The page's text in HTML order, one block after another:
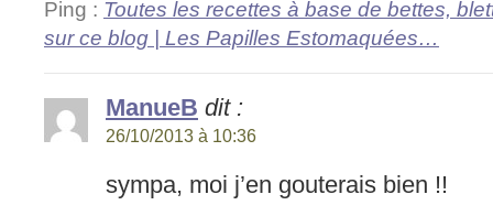
Ping : Toutes les recettes à base de bettes,
sur ce blog | Les Papilles Estomaquées…
ManueB dit :
26/10/2013 à 10:36
sympa, moi j’en gouterais bien !!